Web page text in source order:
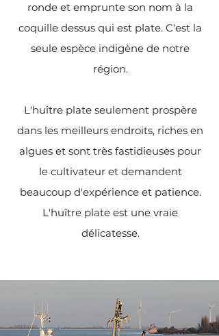
ronde et emprunte son nom à la
coquille dessus qui est plate. C'est la
seule espèce indigène de notre
région.
L'huître plate seulement prospère
dans les meilleurs endroits, riches en
algues et sont très fastidieuses pour
le cultivateur et demandent
beaucoup d'expérience et patience.
L'huître plate est une vraie
délicatesse.